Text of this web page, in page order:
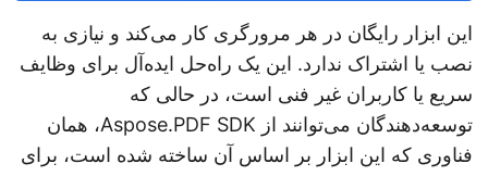
این ابزار رایگان در هر مرورگری کار می‌کند و نیازی به
نصب یا اشتراک ندارد. این یک راه‌حل ایده‌آل برای وظایف
سریع یا کاربران غیر فنی است، در حالی که
توسعه‌دهندگان می‌توانند از Aspose.PDF SDK، همان
فناوری که این ابزار بر اساس آن ساخته شده است، برای